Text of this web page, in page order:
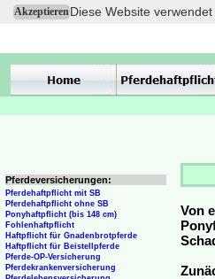
AkzeptierenDiese Website
Von
Pferdeversicherungen:
Pferdehaftpflicht mit SB
Pferdehaftpflicht ohne SB
Ponyhaftpflicht (bis 148 cm)
Fohlenhaftpflicht
Haftpflicht für Gnadenbrotpferde
Haftpflicht für Beistellpferde
Pferde-OP-Versicherung
Pferdekrankenversicherung